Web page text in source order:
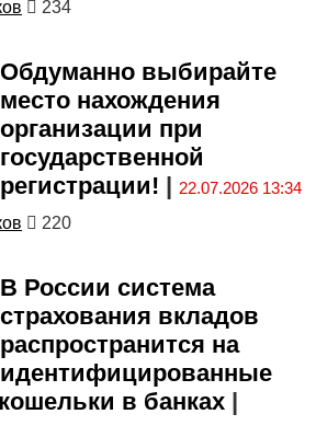
234
Обдуманно выбирайте
место нахождения
организации при
государственной
регистрации!
22.07.2026 13:34
220
В России система
страхования вкладов
распространится на
идентифицированные
в банках